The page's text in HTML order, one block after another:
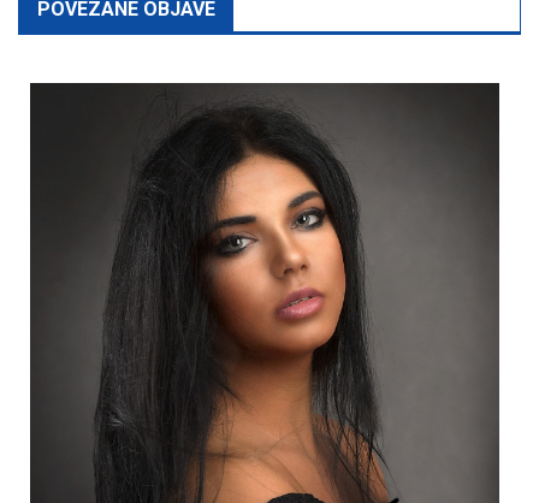
POVEZANE OBJAVE